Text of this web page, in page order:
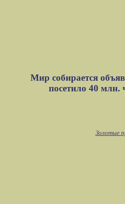
Мир собирается
посетило 40 млн.
Золотые